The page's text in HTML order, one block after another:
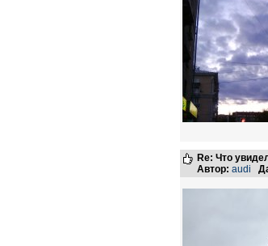
Re: Что
Автор: audi